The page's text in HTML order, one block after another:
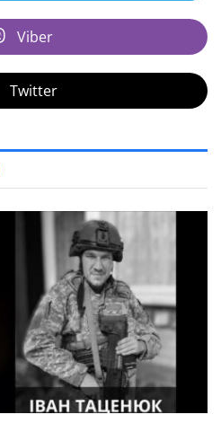
Viber
Twitter